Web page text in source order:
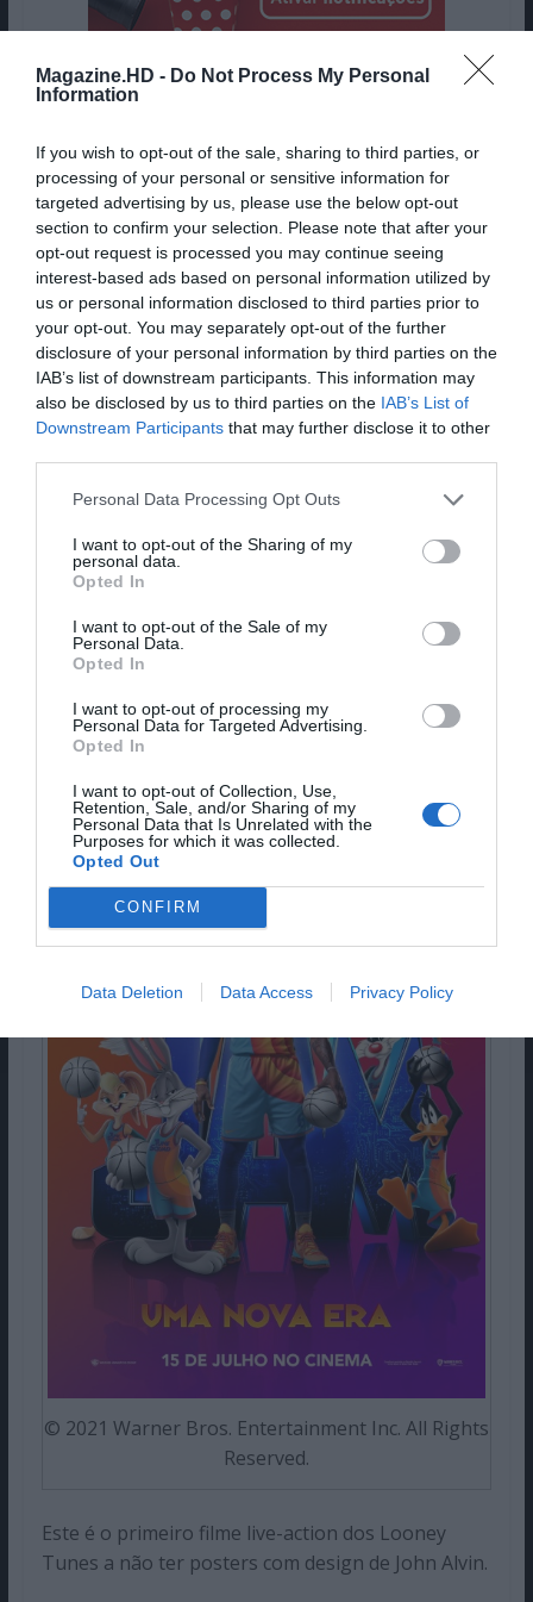
Magazine.HD - Do Not Process My Personal
Information
If you wish to opt-out of the sale, sharing to third parties, or
processing of your personal or sensitive information for
targeted advertising by us, please use the below opt-out
section to confirm your selection. Please note that after your
opt-out request is processed you may continue seeing
interest-based ads based on personal information utilized by
us or personal information disclosed to third parties prior to
your opt-out. You may separately opt-out of the further
disclosure of your personal information by third parties on the
IAB’s list of downstream participants. This information may
also be disclosed by us to third parties on the IAB’s List of
Downstream Participants that may further disclose it to other
Personal Data Processing Opt Outs
I want to opt-out of the Sharing of my
personal data.
Opted In
I want to opt-out of the Sale of my
Personal Data.
Opted In
I want to opt-out of processing my
Personal Data for Targeted Advertising.
Opted In
I want to opt-out of Collection, Use,
Retention, Sale, and/or Sharing of my
Personal Data that Is Unrelated with the
Purposes for which it was collected.
Opted Out
CONFIRM
Data Deletion Data Access Privacy Policy
NO ESPAÇO… MAS DIFERENTE
Space Jam: Uma Nova Era | © 2021 Warner Bros.
Entertainment Inc. All Rights Reserved.
Apesar de também ter lugar no espaço, este filme
tem um ligeiro contraste com o primeiro. No
primeiro fomos até ao espaço sideral, mas neste
vamos ao espaço cibernético.
NOVA ERA, NOVO DESIGN
© 2021 Warner Bros. Entertainment Inc. All Rights
Reserved.
Este é o primeiro filme live-action dos Looney
Tunes a não ter posters com design de John Alvin.